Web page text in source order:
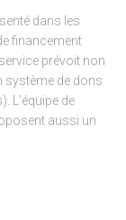
dans les
financement
prévoit non
système de dons
L’équipe de
aussi un